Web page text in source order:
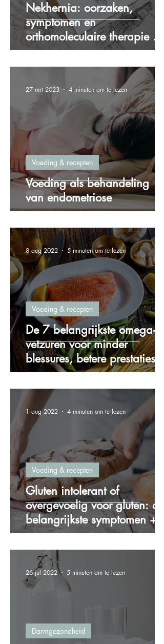
Nekhernia: oorzaken,
symptomen en
orthomoleculaire therapie als
oplossing
Voeding als behandeling
van endometriose
Voeding & recepten
27 mrt 2023 4 minuten om te lezen
De 7 belangrijkste omega-3
vetzuren voor minder
blessures, betere prestaties
en meer energie!
Voeding & recepten
8 aug 2022 5 minuten om te lezen
Gluten intolerant of
overgevoelig voor gluten: de
belangrijkste symptomen + 4
praktische tips!
Voeding & recepten
1 aug 2022 4 minuten om te lezen
Darmgezondheid
26 jul 2022 5 minuten om te lezen